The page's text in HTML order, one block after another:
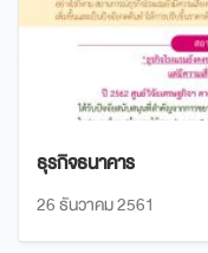
ธุรกิจธนาคาร
26 ธันวาคม 2561